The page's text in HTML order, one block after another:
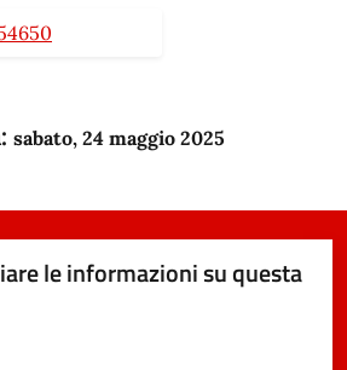
sabato, 24 maggio 2025
le informazioni su questa